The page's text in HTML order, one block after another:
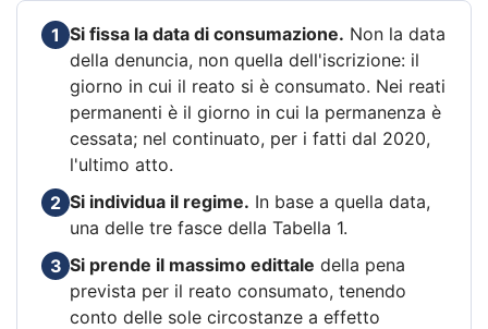
1 Si fissa la data di consumazione. Non la data
della denuncia, non quella dell'iscrizione: il
giorno in cui il reato si è consumato. Nei reati
permanenti è il giorno in cui la permanenza è
cessata; nel continuato, per i fatti dal 2020,
l'ultimo atto.
2 Si individua il regime. In base a quella data,
una delle tre fasce della Tabella 1.
3 Si prende il massimo edittale della pena
prevista per il reato consumato, tenendo
conto delle sole circostanze a effetto